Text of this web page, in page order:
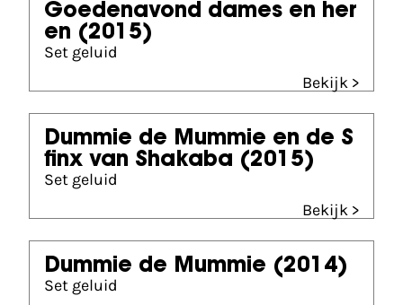
Goedenavond dames en her
en (2015)
Set geluid
Bekijk >
Dummie de Mummie en de S
finx van Shakaba (2015)
Set geluid
Bekijk >
Dummie de Mummie (2014)
Set geluid